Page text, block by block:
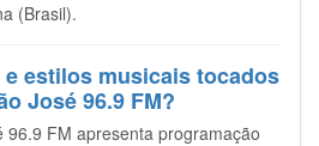
(Brasil).
estilos musicais tocados
José 96.9 FM?
96.9 FM apresenta programação